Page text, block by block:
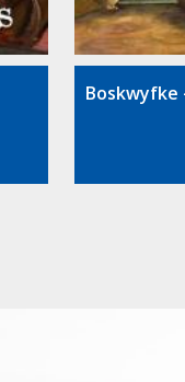
Boskwyfke